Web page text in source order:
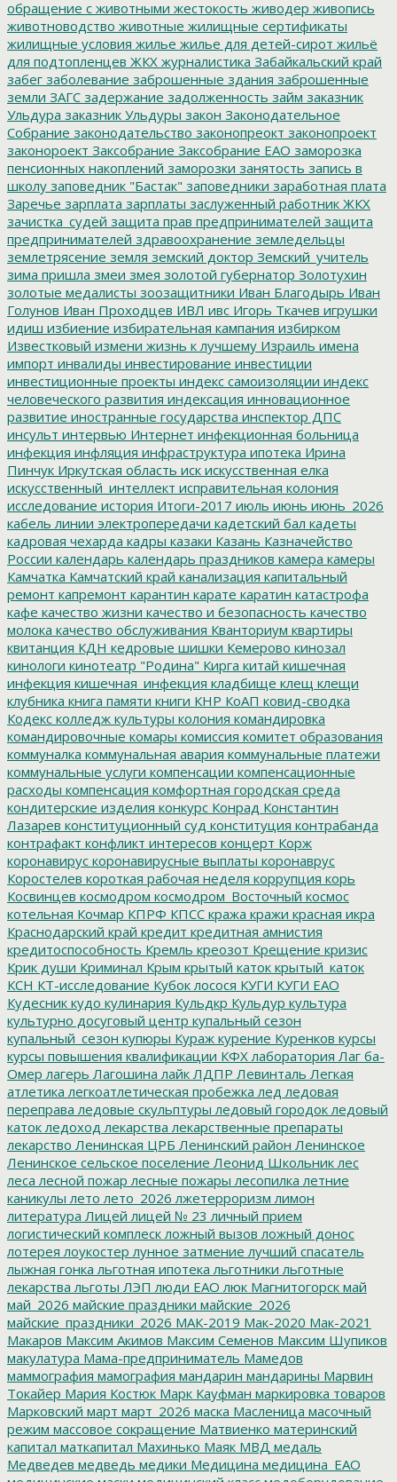
обращение с животными жестокость живодер живопись
животноводство животные жилищные сертификаты
жилищные условия жилье жилье для детей-сирот жильё
для подтопленцев ЖКХ журналистика Забайкальский край
забег заболевание заброшенные здания заброшенные
земли ЗАГС задержание задолженность займ заказник
Ульдура заказник Ульдуры закон Законодательное
Собрание законодательство законопреокт законопроект
законороект Заксобрание Заксобрание ЕАО заморозка
пенсионных накоплений заморозки занятость запись в
школу заповедник "Бастак" заповедники заработная плата
Заречье зарплата зарплаты заслуженный работник ЖКХ
зачистка_судей защита прав предпринимателей защита
предпринимателей здравоохранение земледельцы
землетрясение земля земский доктор Земский_учитель
зима пришла змеи змея золотой губернатор Золотухин
золотые медалисты зоозащитники Иван Благодырь Иван
Голунов Иван Проходцев ИВЛ ивс Игорь Ткачев игрушки
идиш избиение избирательная кампания избирком
Известковый измени жизнь к лучшему Израиль имена
импорт инвалиды инвестирование инвестиции
инвестиционные проекты индекс самоизоляции индекс
человеческого развития индексация инновационное
развитие иностранные государства инспектор ДПС
инсульт интервью Интернет инфекционная больница
инфекция инфляция инфраструктура ипотека Ирина
Пинчук Иркутская область иск искусственная елка
искусственный_интеллект исправительная колония
исследование история Итоги-2017 июль июнь июнь_2026
кабель линии электропередачи кадетский бал кадеты
кадровая чехарда кадры казаки Казань Казначейство
России календарь календарь праздников камера камеры
Камчатка Камчатский край канализация капитальный
ремонт капремонт карантин карате каратин катастрофа
кафе качество жизни качество и безопасность качество
молока качество обслуживания Кванториум квартиры
квитанция КДН кедровые шишки Кемерово кинозал
кинологи кинотеатр "Родина" Кирга китай кишечная
инфекция кишечная_инфекция кладбище клещ клещи
клубника книга памяти книги КНР КоАП ковид-сводка
Кодекс колледж культуры колония командировка
командировочные комары комиссия комитет образования
коммуналка коммунальная авария коммунальные платежи
коммунальные услуги компенсации компенсационные
расходы компенсация комфортная городская среда
кондитерские изделия конкурс Конрад Константин
Лазарев конституционный суд конституция контрабанда
контрафакт конфликт интересов концерт Корж
коронавирус коронавирусные выплаты коронаврус
Коростелев короткая рабочая неделя коррупция корь
Косвинцев космодром космодром_Восточный космос
котельная Кочмар КПРФ КПСС кража кражи красная икра
Краснодарский край кредит кредитная амнистия
кредитоспособность Кремль креозот Крещение кризис
Крик души Криминал Крым крытый каток крытый_каток
КСН КТ-исследование Кубок лосося КУГИ КУГИ ЕАО
Кудесник кудо кулинария Кульдкр Кульдур культура
культурно досуговый центр купальный сезон
купальный_сезон купюры Кураж курение Куренков курсы
курсы повышения квалификации КФХ лаборатория Лаг ба-
Омер лагерь Лагошина лайк ЛДПР Левинталь Легкая
атлетика легкоатлетическая пробежка лед ледовая
переправа ледовые скульптуры ледовый городок ледовый
каток ледоход лекарства лекарственные препараты
лекарство Ленинская ЦРБ Ленинский район Ленинское
Ленинское сельское поселение Леонид Школьник лес
леса лесной пожар лесные пожары лесопилка летние
каникулы лето лето_2026 лжетерроризм лимон
литература Лицей лицей № 23 личный прием
логистический комплеск ложный вызов ложный донос
лотерея лоукостер лунное затмение лучший спасатель
лыжная гонка льготная ипотека льготники льготные
лекарства льготы ЛЭП люди ЕАО люк Магнитогорск май
май_2026 майские праздники майские_2026
майские_праздники_2026 МАК-2019 Мак-2020 Мак-2021
Макаров Максим Акимов Максим Семенов Максим Шупиков
макулатура Мама-предприниматель Мамедов
маммография мамография мандарин мандарины Марвин
Токайер Мария Костюк Марк Кауфман маркировка товаров
Марковский март март_2026 маска Масленица масочный
режим массовое сокращение Матвиенко материнский
капитал маткапитал Махинько Маяк МВД медаль
Медведев медведь медики Медицина медицина_ЕАО